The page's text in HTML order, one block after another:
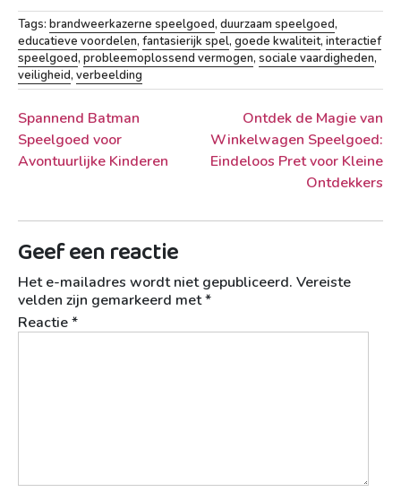
Tags: brandweerkazerne speelgoed, duurzaam speelgoed,
educatieve voordelen, fantasierijk spel, goede kwaliteit, interactief
speelgoed, probleemoplossend vermogen, sociale vaardigheden,
veiligheid, verbeelding
Berichtnavigatie
Spannend Batman
Speelgoed voor
Avontuurlijke Kinderen
Ontdek de Magie van
Winkelwagen Speelgoed:
Eindeloos Pret voor Kleine
Ontdekkers
Geef een reactie
Het e-mailadres wordt niet gepubliceerd. Vereiste
velden zijn gemarkeerd met*
Reactie*